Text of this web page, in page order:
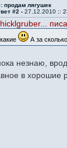
продам лягушек
#2 - 27.12.2010 ::
А за
незнаю,
в хорошие